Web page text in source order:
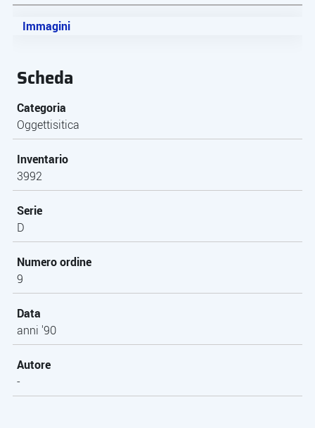
Scheda
Categoria
Oggettisitica
Inventario
3992
Serie
D
Numero ordine
9
Data
anni '90
Autore
-
Immagini